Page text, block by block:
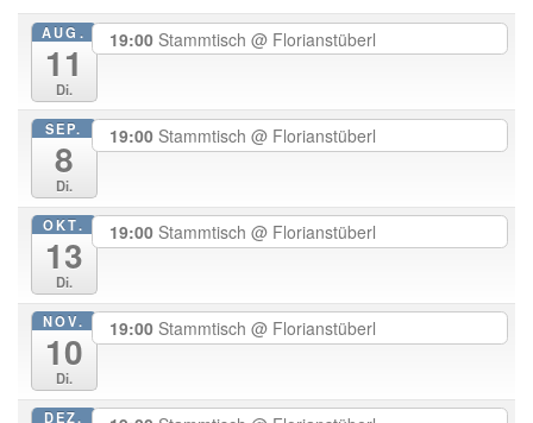
AUG.
11
Di.
19:00 Stammtisch @ Florianstüberl
SEP.
8
Di.
19:00 Stammtisch @ Florianstüberl
OKT.
13
Di.
19:00 Stammtisch @ Florianstüberl
NOV.
10
Di.
19:00 Stammtisch @ Florianstüberl
DEZ.